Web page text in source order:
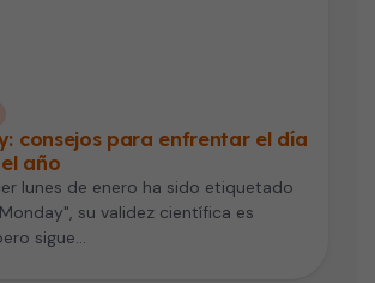
consejos para enfrentar el día
año
lunes de enero ha sido etiquetado
su validez científica es
sigue…